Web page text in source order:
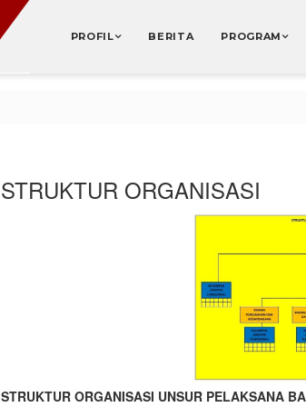
PROFIL BERITA PROGRAM
STRUKTUR ORGANISASI
STRUKTUR ORGANISASI UNSUR PELAKSANA